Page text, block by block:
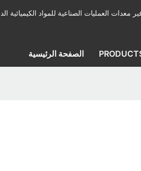
معدات العمليات الصناعية للمواد الكيميائية
الصفحة الرئيسية